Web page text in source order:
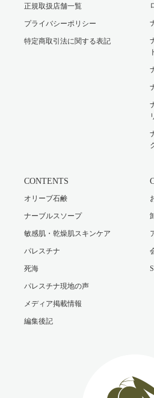
正規取扱店舗一覧
プライバシーポリシー
特定商取引法に関する表記
CONTENTS
オリーブ石鹸
ナーブルスソープ
敏感肌・乾燥肌スキンケア
パレスチナ
死海
パレスチナ現地の声
メディア掲載情報
編集後記